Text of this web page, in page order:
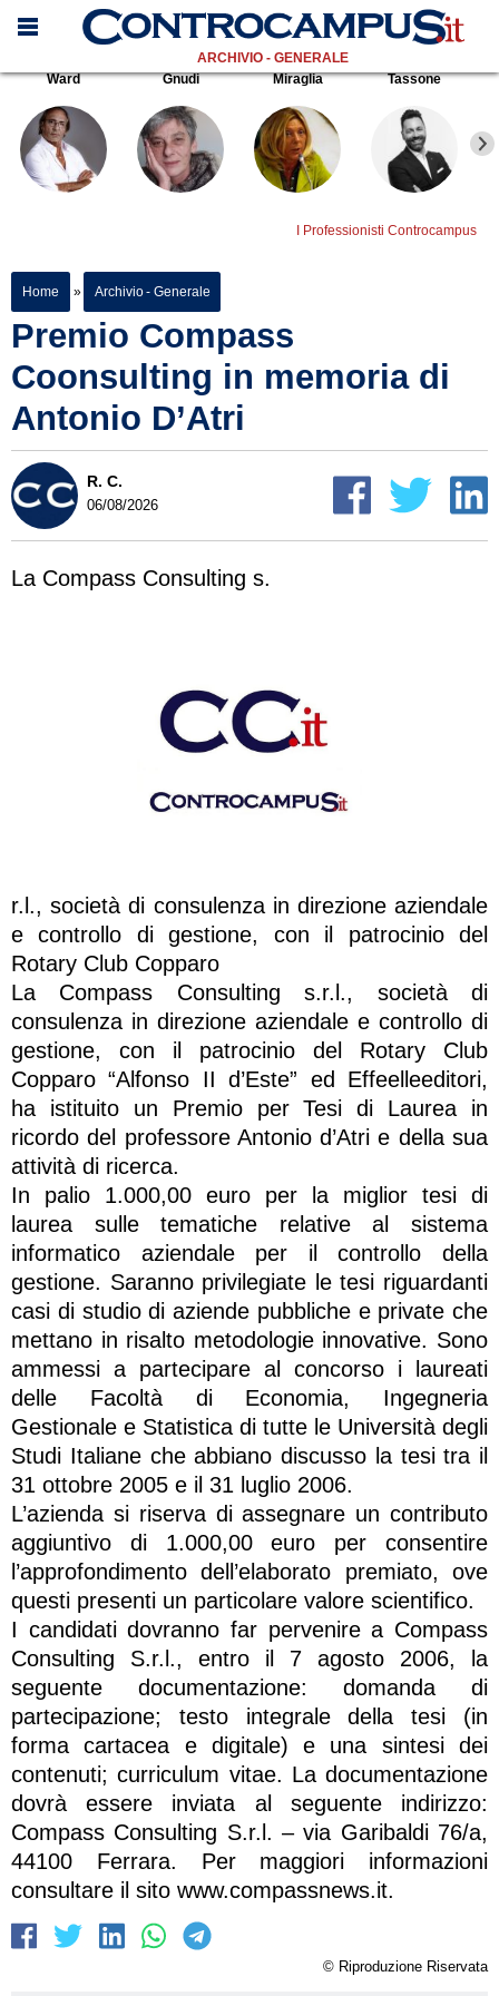
ARCHIVIO - GENERALE
Ward
Gnudi Miraglia Tassone
I Professionisti Controcampus
Home » Archivio - Generale
Premio Compass
Coonsulting in memoria di
Antonio D’Atri
R. C.
06/08/2026
La Compass Consulting s.
r.l., società di consulenza in direzione aziendale
e controllo di gestione, con il patrocinio del
Rotary Club Copparo
La Compass Consulting s.r.l., società di
consulenza in direzione aziendale e controllo di
gestione, con il patrocinio del Rotary Club
Copparo “Alfonso II d’Este” ed Effeelleeditori,
ha istituito un Premio per Tesi di Laurea in
ricordo del professore Antonio d’Atri e della sua
attività di ricerca.
In palio 1.000,00 euro per la miglior tesi di
laurea sulle tematiche relative al sistema
informatico aziendale per il controllo della
gestione. Saranno privilegiate le tesi riguardanti
casi di studio di aziende pubbliche e private che
mettano in risalto metodologie innovative. Sono
ammessi a partecipare al concorso i laureati
delle Facoltà di Economia, Ingegneria
Gestionale e Statistica di tutte le Università degli
Studi Italiane che abbiano discusso la tesi tra il
31 ottobre 2005 e il 31 luglio 2006.
L’azienda si riserva di assegnare un contributo
aggiuntivo di 1.000,00 euro per consentire
l’approfondimento dell’elaborato premiato, ove
questi presenti un particolare valore scientifico.
I candidati dovranno far pervenire a Compass
Consulting S.r.l., entro il 7 agosto 2006, la
seguente documentazione: domanda di
partecipazione; testo integrale della tesi (in
forma cartacea e digitale) e una sintesi dei
contenuti; curriculum vitae. La documentazione
dovrà essere inviata al seguente indirizzo:
Compass Consulting S.r.l. – via Garibaldi 76/a,
44100 Ferrara. Per maggiori informazioni
consultare il sito www.compassnews.it.
© Riproduzione Riservata